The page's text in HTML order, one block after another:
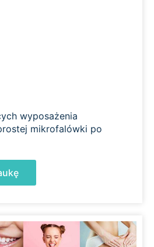
wyposażenia
mikrofalówki po